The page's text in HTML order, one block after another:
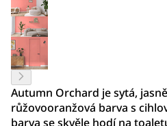
Autumn Orchard je sytá,
růžovooranžová barva s
barva se skvěle hodí na